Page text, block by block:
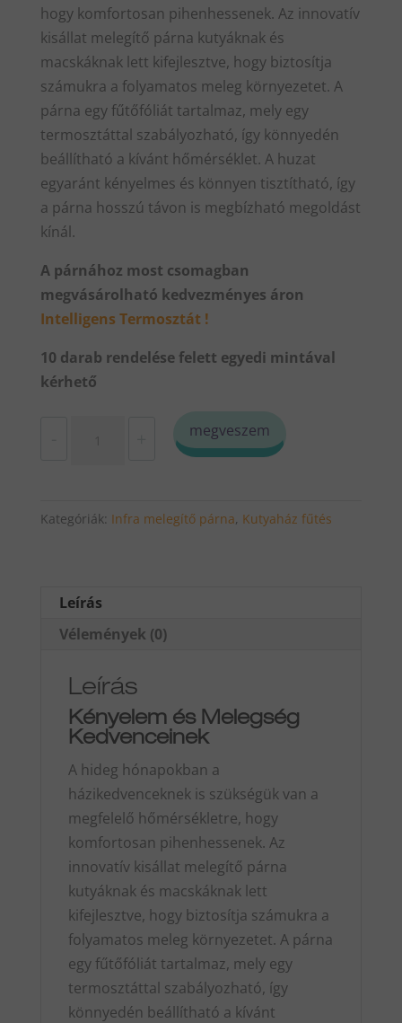
hogy komfortosan pihenhessenek. Az innovatív
kisállat melegítő párna kutyáknak és
macskáknak lett kifejlesztve, hogy biztosítja
számukra a folyamatos meleg környezetet. A
párna egy fűtőfóliát tartalmaz, mely egy
termosztáttal szabályozható, így könnyedén
beállítható a kívánt hőmérséklet. A huzat
egyaránt kényelmes és könnyen tisztítható, így
a párna hosszú távon is megbízható megoldást
kínál.
A párnához most csomagban
megvásárolható kedvezményes áron
Intelligens Termosztát !
10 darab rendelése felett egyedi mintával
kérhető
25x50
mennyiség
megveszem
Kategóriák: Infra melegítő párna, Kutyaház fűtés
Leírás
Vélemények (0)
Leírás
Kényelem és Melegség
Kedvenceinek
A hideg hónapokban a
házikedvenceknek is szükségük van a
megfelelő hőmérsékletre, hogy
komfortosan pihenhessenek. Az
innovatív kisállat melegítő párna
kutyáknak és macskáknak lett
kifejlesztve, hogy biztosítja számukra a
folyamatos meleg környezetet. A párna
egy fűtőfóliát tartalmaz, mely egy
termosztáttal szabályozható, így
könnyedén beállítható a kívánt